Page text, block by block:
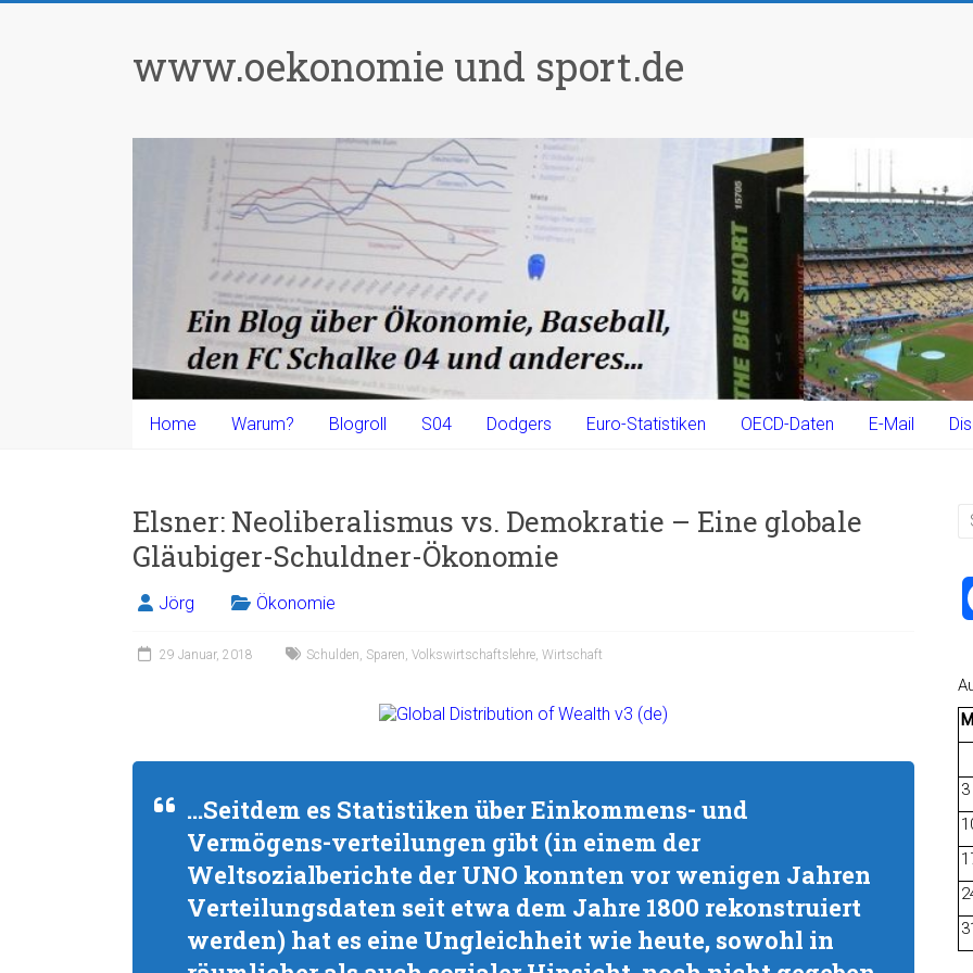
www.oekonomie und sport.de
Home Warum? Blogroll S04 Dodgers Euro-Statistiken OECD-Daten E-Mail
Elsner: Neoliberalismus vs. Demokratie – Eine globale
Gläubiger-Schuldner-Ökonomie
Jörg Ökonomie
29 Januar, 2018 Schulden Sparen Volkswirtschaftslehre Wirtschaft
…Seitdem es Statistiken über Einkommens- und
Vermögens-verteilungen gibt (in einem der
Weltsozialberichte der UNO konnten vor wenigen Jahren
Verteilungsdaten seit etwa dem Jahre 1800 rekonstruiert
werden) hat es eine Ungleichheit wie heute, sowohl in
M
3